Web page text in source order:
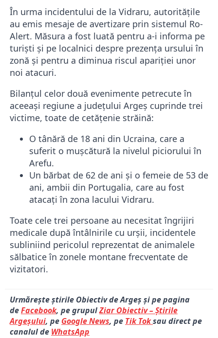
În urma incidentului de la Vidraru, autoritățile
au emis mesaje de avertizare prin sistemul Ro-
Alert. Măsura a fost luată pentru a-i informa pe
turiști și pe localnici despre prezența ursului în
zonă și pentru a diminua riscul apariției unor
noi atacuri.
Bilanțul celor două evenimente petrecute în
aceeași regiune a județului Argeș cuprinde trei
victime, toate de cetățenie străină:
O tânără de 18 ani din Ucraina, care a
suferit o mușcătură la nivelul piciorului în
Arefu.
Un bărbat de 62 de ani și o femeie de 53 de
ani, ambii din Portugalia, care au fost
atacați în zona lacului Vidraru.
Toate cele trei persoane au necesitat îngrijiri
medicale după întâlnirile cu urșii, incidentele
subliniind pericolul reprezentat de animalele
sălbatice în zonele montane frecventate de
vizitatori.
Urmărește știrile Obiectiv de Argeș și pe pagina
deFacebook, pe grupulZiar Obiectiv – Știrile
Argeșului, pe Google News, pe Tik Toksau direct pe
canalul de WhatsApp